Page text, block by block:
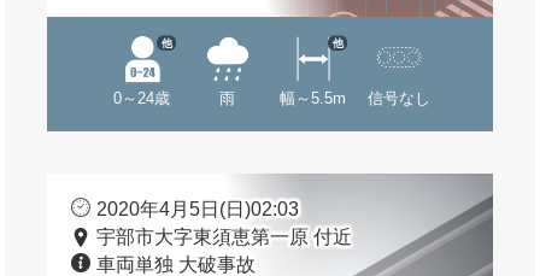
0～24歳
他
雨 幅～5.5m
他
信号なし
2020年4月5日(日)02:03
宇部市大字東須恵第一原 付近
車両単独 大破事故